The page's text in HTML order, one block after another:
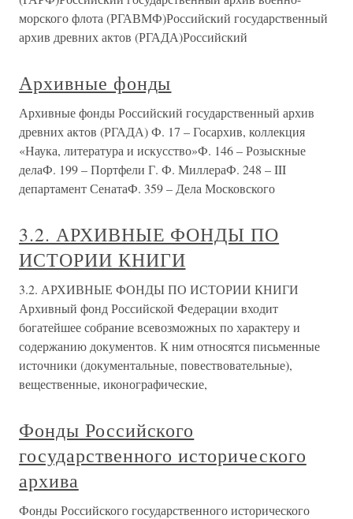
морского флота (РГАВМФ)Российский государственный
архив древних актов (РГАДА)Российский
Архивные фонды
Архивные фонды Российский государственный архив
древних актов (РГАДА) Ф. 17 – Госархив, коллекция
«Наука, литература и искусство»Ф. 146 – Розыскные
делаФ. 199 – Портфели Г. Ф. МиллераФ. 248 – III
департамент СенатаФ. 359 – Дела Московского
3.2. АРХИВНЫЕ ФОНДЫ ПО
ИСТОРИИ КНИГИ
3.2. АРХИВНЫЕ ФОНДЫ ПО ИСТОРИИ КНИГИ
Архивный фонд Российской Федерации входит
богатейшее собрание всевозможных по характеру и
содержанию документов. К ним относятся письменные
источники (документальные, повествовательные),
вещественные, иконографические,
Фонды Российского
государственного исторического
архива
Фонды Российского государственного исторического